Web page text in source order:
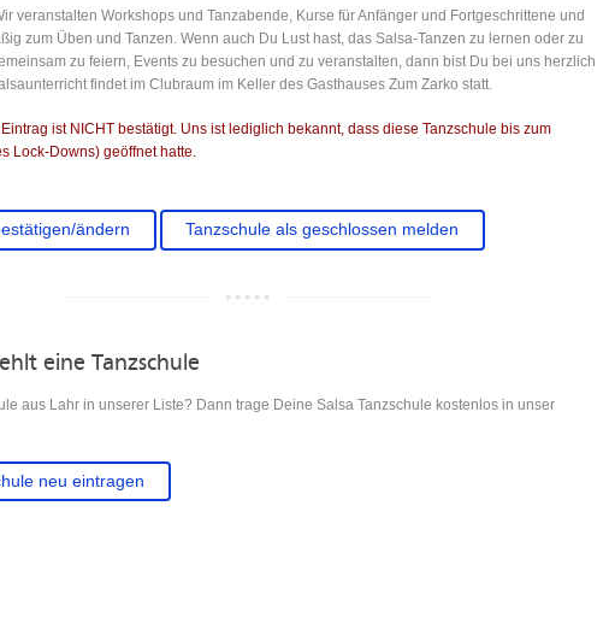
veranstalten Workshops und Tanzabende, Kurse für Anfänger und Fortgeschrittene und
zum Üben und Tanzen. Wenn auch Du Lust hast, das Salsa-Tanzen zu lernen oder zu
zu feiern, Events zu besuchen und zu veranstalten, dann bist Du bei uns herzlich
findet im Clubraum im Keller des Gasthauses Zum Zarko statt.
ist NICHT bestätigt. Uns ist lediglich bekannt, dass diese Tanzschule bis zum
Lock-Downs) geöffnet hatte.
ändern Tanzschule als geschlossen melden
eine Tanzschule
aus Lahr in unserer Liste? Dann trage Deine Salsa Tanzschule kostenlos in unser
neu eintragen